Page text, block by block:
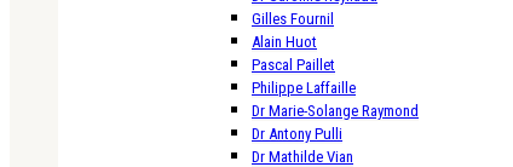
Gilles Fournil
Alain Huot
Pascal Paillet
Philippe Laffaille
Dr Marie-Solange Raymond
Dr Antony Pulli
Dr Mathilde Vian